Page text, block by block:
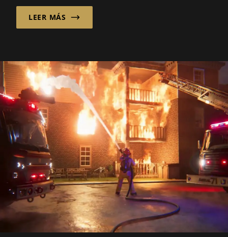
creación e
implementación de la
LEER MÁS